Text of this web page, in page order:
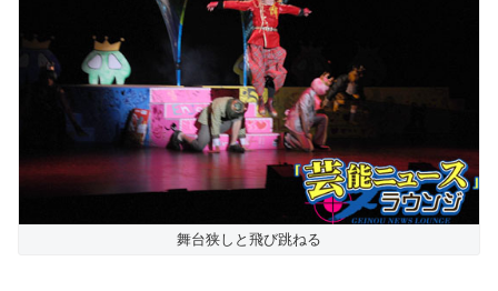
舞台狭しと飛び跳ねる